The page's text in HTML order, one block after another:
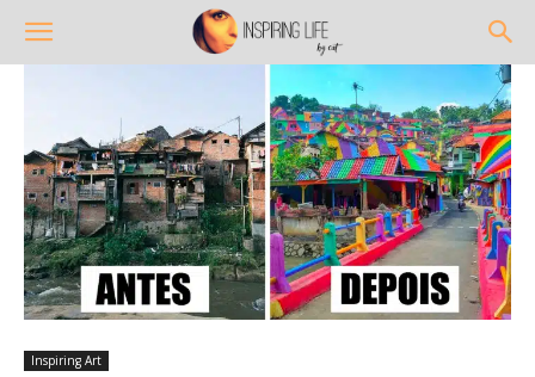
Inspiring Art